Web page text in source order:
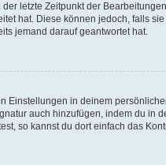
letzte Zeitpunkt der
hat. Diese können jedoch, falls
jemand darauf geantwortet hat.
in deinem
auch hinzufügen, indem du
so kannst du dort einfach das